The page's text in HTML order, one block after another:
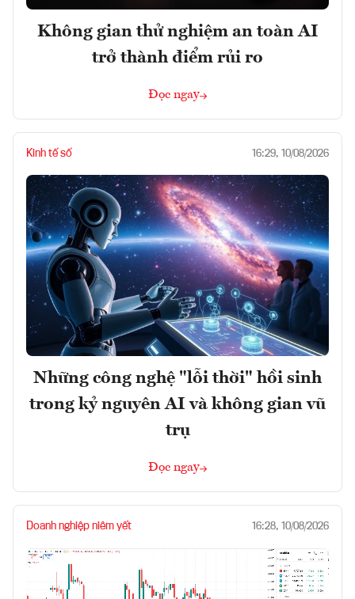
Không gian thử nghiệm an toàn AI
trở thành điểm rủi ro
Đọc ngay
Kinh tế số 16:29, 10/08/2026
Những công nghệ "lỗi thời" hồi sinh
trong kỷ nguyên AI và không gian vũ
trụ
Đọc ngay
Doanh nghiệp niêm yết 16:28, 10/08/2026